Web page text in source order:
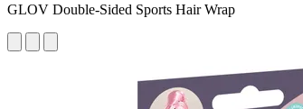
GLOV Double-Sided Sports Hair Wrap